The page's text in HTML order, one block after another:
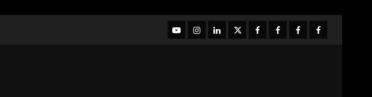
YouTubeInstagram
LinkedIntwitterfacebook-Facebook-
Facebook-Facebook-